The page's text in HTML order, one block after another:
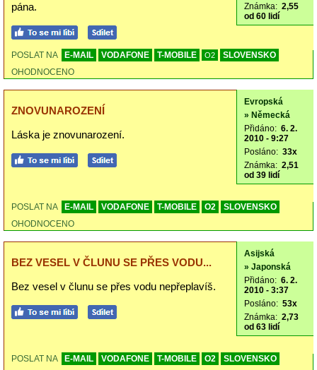
pána.
Známka: 2,55
od 60 lidí
POSLAT NA E-MAIL VODAFONE T-MOBILE O2
SLOVENSKO
OHODNOCENO
ZNOVUNAROZENÍ
Láska je znovunarození.
Evropská
» Německá
Přidáno: 6. 2.
2010 - 9:27
Posláno: 33x
Známka: 2,51
od 39 lidí
POSLAT NA E-MAIL VODAFONE T-MOBILE O2
SLOVENSKO
OHODNOCENO
BEZ VESEL V ČLUNU SE PŘES VODU...
Bez vesel v člunu se přes vodu nepřeplavíš.
Asijská
» Japonská
Přidáno: 6. 2.
2010 - 3:37
Posláno: 53x
Známka: 2,73
od 63 lidí
POSLAT NA E-MAIL VODAFONE T-MOBILE O2
SLOVENSKO